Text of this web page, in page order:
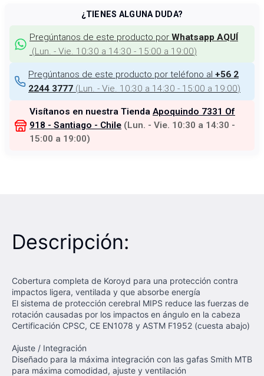
¿TIENES ALGUNA DUDA?
Pregúntanos de este producto por Whatsapp AQUÍ
(Lun. - Vie. 10:30 a 14:30 - 15:00 a 19:00)
Pregúntanos de este producto por teléfono al +56 2
2244 3777 (Lun. - Vie. 10:30 a 14:30 - 15:00 a 19:00)
Visítanos en nuestra Tienda Apoquindo 7331 Of
918 - Santiago - Chile (Lun. - Vie. 10:30 a 14:30 -
15:00 a 19:00)
Descripción:
Cobertura completa de Koroyd para una protección contra
impactos ligera, ventilada y que absorbe energía
El sistema de protección cerebral MIPS reduce las fuerzas de
rotación causadas por los impactos en ángulo en la cabeza
Certificación CPSC, CE EN1078 y ASTM F1952 (cuesta abajo)
Ajuste / Integración
Diseñado para la máxima integración con las gafas Smith MTB
para máxima comodidad, ajuste y ventilación